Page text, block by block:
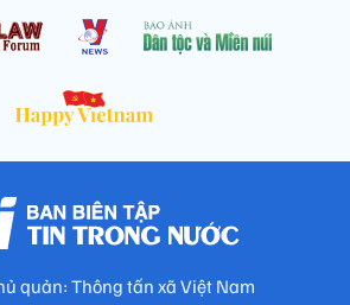
quản: Thông tấn xã Việt Nam